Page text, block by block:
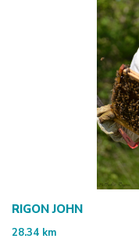
RIGON JOHN
28.34 km